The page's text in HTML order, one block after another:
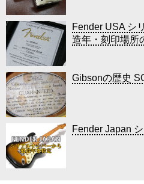
Fender USA シ
造年・刻印場所
Gibsonの歴史
Fender Japan